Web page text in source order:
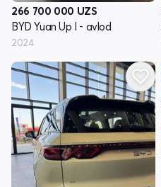
266 700 000 UZS
BYD Yuan Up I - avlod
2024